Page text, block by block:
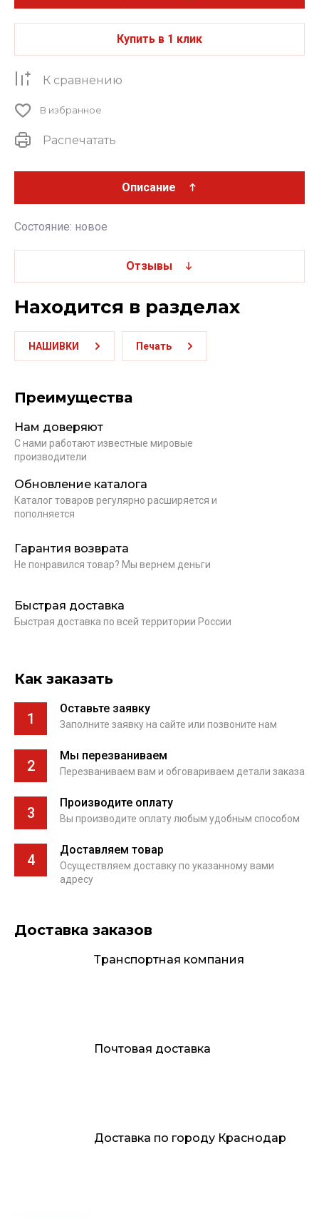
Купить в 1 клик
К сравнению
В избранное
Распечатать
Описание
Состояние: новое
Отзывы
Находится в разделах
НАШИВКИ Печать
Преимущества
Нам доверяют
С нами работают известные мировые
производители
Обновление каталога
Каталог товаров регулярно расширяется и
пополняется
Гарантия возврата
Не понравился товар? Мы вернем деньги
Быстрая доставка
Быстрая доставка по всей территории России
Как заказать
1
Оставьте заявку
Заполните заявку на сайте или позвоните нам
2
Мы перезваниваем
Перезваниваем вам и обговариваем детали заказа
3
Производите оплату
Вы производите оплату любым удобным способом
4
Доставляем товар
Осуществляем доставку по указанному вами
адресу
Доставка заказов
Транспортная компания
Почтовая доставка
Доставка по городу Краснодар